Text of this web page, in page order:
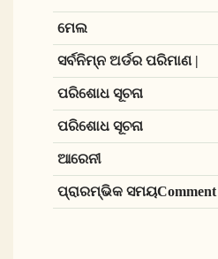
ମେଲ
ସର୍ବନିମ୍ନ ଅର୍ଡର ପରିମାଣ |
ପରିଶୋଧ ସୂଚନା
ପରିଶୋଧ ସୂଚନା
ଆରେନୀ
ପ୍ରାରମ୍ଭିକ ସମୟComment